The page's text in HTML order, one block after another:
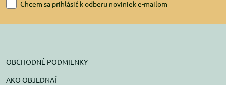
Chcem sa prihlásiť k odberu noviniek e-mailom
OBCHODNÉ PODMIENKY
AKO OBJEDNAŤ